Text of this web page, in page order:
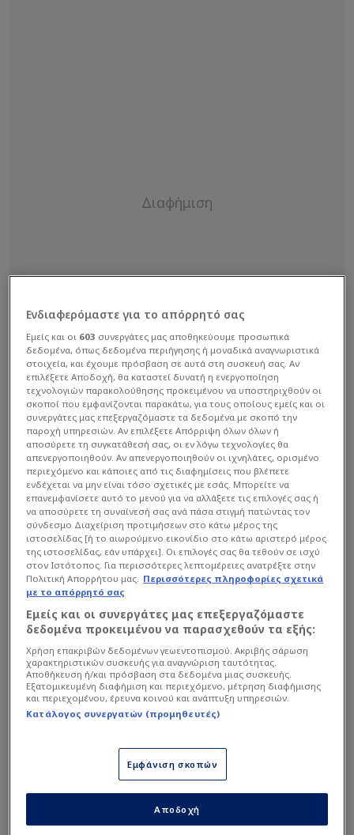
Μεταξύ άλλων είπε:
Διαβάστε επίσης...
Ο ΟΦΗ επηρεάζει τον
Ολυμπιακό - Οι δρόμοι του
καλοκαιριού!
Η μεγάλη έμπνευση Κόντη, η
μαγκιά των ΟΦΗτζήδων
και η επόμενη μέρα του
ΠΑΟΚ
Για τη διαιτησία στον τελικό
που να λέει ότι η διαιτησία στάθηκε στο ύψος των
περιστάσεων και ότι η ανακοίνωση που έβγαλε πριν
τον τελικό δεν ήταν σωστή. Αλλά δεν το κάνει κανένας
αυτό. Η διαιτητική ομάδα ήταν άριστη σε όλα τα
Ενδιαφερόμαστε για το απόρρητό σας
Εμείς και οι 603 συνεργάτες μας αποθηκεύουμε προσωπικά
δεδομένα, όπως δεδομένα περιήγησης ή μοναδικά αναγνωριστικά
στοιχεία, και έχουμε πρόσβαση σε αυτά στη συσκευή σας. Αν
επιλέξετε Αποδοχή, θα καταστεί δυνατή η ενεργοποίηση
τεχνολογιών παρακολούθησης προκειμένου να υποστηριχθούν οι
σκοποί που εμφανίζονται παρακάτω, για τους οποίους εμείς και οι
συνεργάτες μας επεξεργαζόμαστε τα δεδομένα με σκοπό την
παροχή υπηρεσιών. Αν επιλέξετε Απόρριψη όλων όλων ή
αποσύρετε τη συγκατάθεσή σας, οι εν λόγω τεχνολογίες θα
απενεργοποιηθούν. Αν απενεργοποιηθούν οι ιχνηλάτες, ορισμένο
περιεχόμενο και κάποιες από τις διαφημίσεις που βλέπετε
ενδέχεται να μην είναι τόσο σχετικές με εσάς. Μπορείτε να
επανεμφανίσετε αυτό το μενού για να αλλάξετε τις επιλογές σας ή
να αποσύρετε τη συναίνεσή σας ανά πάσα στιγμή πατώντας τον
σύνδεσμο Διαχείριση προτιμήσεων στο κάτω μέρος της
ιστοσελίδας [ή το αιωρούμενο εικονίδιο στο κάτω αριστερό μέρος
της ιστοσελίδας, εάν υπάρχει]. Οι επιλογές σας θα τεθούν σε ισχύ
στον Ιστότοπος. Για περισσότερες λεπτομέρειες ανατρέξτε στην
Πολιτική Απορρήτου μας. Περισσότερες πληροφορίες σχετικά
με το απόρρητό σας
Εμείς και οι συνεργάτες μας επεξεργαζόμαστε
δεδομένα προκειμένου να παρασχεθούν τα εξής:
Χρήση επακριβών δεδομένων γεωεντοπισμού. Ακριβής σάρωση
χαρακτηριστικών συσκευής για αναγνώριση ταυτότητας.
Αποθήκευση ή/και πρόσβαση στα δεδομένα μιας συσκευής.
Εξατομικευμένη διαφήμιση και περιεχόμενο, μέτρηση διαφήμισης
και περιεχομένου, έρευνα κοινού και ανάπτυξη υπηρεσιών.
Κατάλογος συνεργατών (προμηθευτές)
Εμφάνιση σκοπών
Αποδοχή